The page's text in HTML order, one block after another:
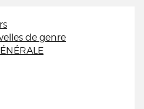
de genre